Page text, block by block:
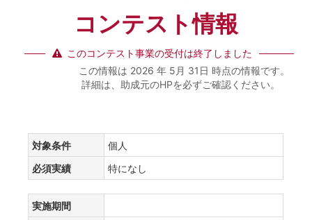
コンテスト情報
このコンテスト事業の受付は終了しました
この情報は 2026 年 5月 31日 時点の情報です。
詳細は、助成元のHPを必ずご確認ください。
対象条件 個人
必須実績 特になし
実施期間